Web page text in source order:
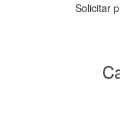
Solicitar